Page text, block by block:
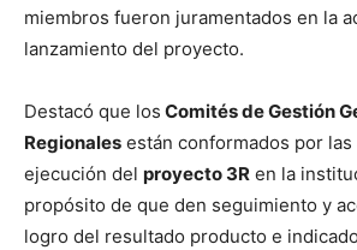
miembros fueron juramentados en la
lanzamiento del proyecto.
Destacó que los Comités de Gestión
Regionales están conformados por
ejecución del proyecto 3R en la
propósito de que den seguimiento y
logro del resultado producto e